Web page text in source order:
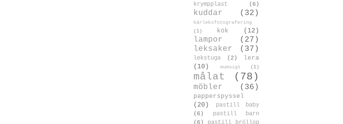
krympplast (6)
kuddar (32)
kärleksfotografering
(1)
kök (12)
lampor
(27)
leksaker
(37)
lekstuga (2)
lera
(10)
mumsigt (1)
målat (78)
möbler (36)
papperspyssel
(20)
pastill baby
(6)
pastill barn
(6)
pastill bröllop